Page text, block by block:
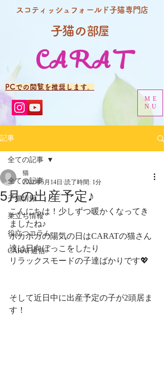
スコティッシュフォールド子猫専門店
子猫の部屋
PCでの閲覧を推奨します。
CARAT
ME
NU
記事
全ての記事
子猫情報
巣立ち情報
役立つコラム
CARAT通信
全ての記事
5月の出産予定♪
猫
2022年5月14日 読了時間: 1分
こんにちは！少しずつ暖かくなってき
ましたね♪
ポカポカの陽気の日はCARATの猫さん
達は日向ぼっこをしたり
リラックスモードの子達ばかりです💖
そして近日中に出産予定の子が2頭居ま
す！